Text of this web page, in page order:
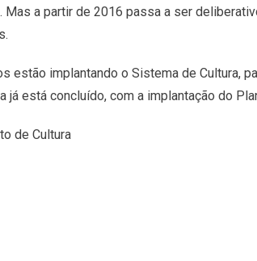
a partir de 2016 passa a ser
estão implantando o Sistema de Cultura,
já está concluído, com a implantação do
de Cultura